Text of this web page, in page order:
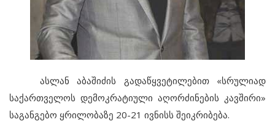
ასლან აბაშიძის გადაწყვეტილებით «სრულიად
საქართველოს დემოკრატიული აღორძინების კავშირი»
საგანგებო ყრილობაზე 20-21 ივნისს შეიკრიბება.